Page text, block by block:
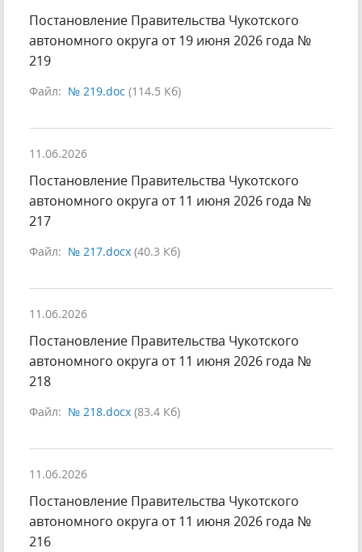
Постановление Правительства Чукотского
автономного округа от 19 июня 2026 года №
219
Файл: № 219.doc (114.5 Кб)
11.06.2026
Постановление Правительства Чукотского
автономного округа от 11 июня 2026 года №
217
Файл: № 217.docx (40.3 Кб)
11.06.2026
Постановление Правительства Чукотского
автономного округа от 11 июня 2026 года №
218
Файл: № 218.docx (83.4 Кб)
11.06.2026
Постановление Правительства Чукотского
автономного округа от 11 июня 2026 года №
216